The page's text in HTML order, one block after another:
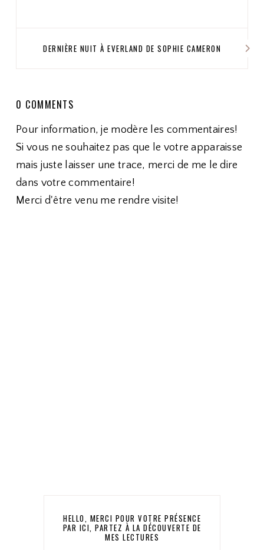
DERNIÈRE NUIT À EVERLAND DE SOPHIE CAMERON
0 COMMENTS
Pour information, je modère les commentaires!
Si vous ne souhaitez pas que le votre apparaisse
mais juste laisser une trace, merci de me le dire
dans votre commentaire!
Merci d'être venu me rendre visite!
HELLO, MERCI POUR VOTRE PRÉSENCE
PAR ICI, PARTEZ À LA DÉCOUVERTE DE
MES LECTURES